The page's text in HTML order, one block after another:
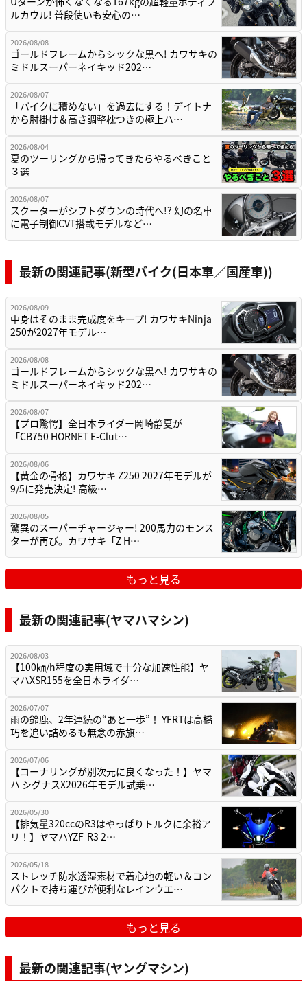
ルカウル! 普段使いも安心の…
2026/08/08
ゴールドフレームからシックな黒へ! カワサキの
ミドルスーパーネイキッド202…
2026/08/07
「バイクに積めない」を過去にする！デイトナ
から肘掛け＆高さ調整枕つきの極上ハ…
2026/08/04
夏のツーリングから帰ってきたらやるべきこと
３選
2026/08/07
スクーターがシフトダウンの時代へ!? 幻の名車
に電子制御CVT搭載モデルなど…
最新の関連記事(新型バイク(日本車／国産車))
2026/08/09
中身はそのまま完成度をキープ! カワサキNinja
250が2027年モデル…
2026/08/08
ゴールドフレームからシックな黒へ! カワサキの
ミドルスーパーネイキッド202…
2026/08/07
【プロ驚愕】全日本ライダー岡崎静夏が
「CB750 HORNET E-Clut…
2026/08/06
【黄金の骨格】カワサキ Z250 2027年モデルが
9/5に発売決定! 高級…
2026/08/05
驚異のスーパーチャージャー! 200馬力のモンス
ターが再び。カワサキ「Z H…
もっと見る
最新の関連記事(ヤマハマシン)
2026/08/03
【100㎞/h程度の実用域で十分な加速性能】ヤ
マハXSR155を全日本ライダ…
2026/07/07
雨の鈴鹿、2年連続の“あと一歩”！ YFRTは高橋
巧を追い詰めるも無念の赤旗…
2026/07/06
【コーナリングが別次元に良くなった！】ヤマ
ハ シグナスX2026年モデル試乗…
2026/05/30
【排気量320ccのR3はやっぱりトルクに余裕ア
リ！】ヤマハYZF-R3 2…
2026/05/18
ストレッチ防水透湿素材で着心地の軽い＆コン
パクトで持ち運びが便利なレインウエ…
もっと見る
最新の関連記事(ヤングマシン)